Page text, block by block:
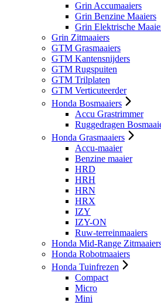
Grin Accumaaiers
Grin Benzine Maaiers
Grin Elektrische
Grin Zitmaaiers
GTM Grasmaaiers
GTM Kantensnijders
GTM Rugspuiten
GTM Trilplaten
GTM Verticuteerder
Honda Bosmaaiers
Accu Grastrimmer
Ruggedragen
Honda Grasmaaiers
Accu-maaier
Benzine maaier
HRD
HRH
HRN
HRX
IZY
IZY-ON
Ruw-terreinmaaiers
Honda Mid-Range
Honda Robotmaaiers
Honda Tuinfrezen
Compact
Micro
Mini